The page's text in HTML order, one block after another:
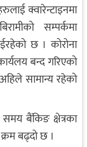
क्वारेन्टाइनमा
सम्पर्कमा
छ । कोरोना
बन्द गरिएको
सामान्य रहेको
बैंकिङ क्षेत्रका
बढ्दो छ ।